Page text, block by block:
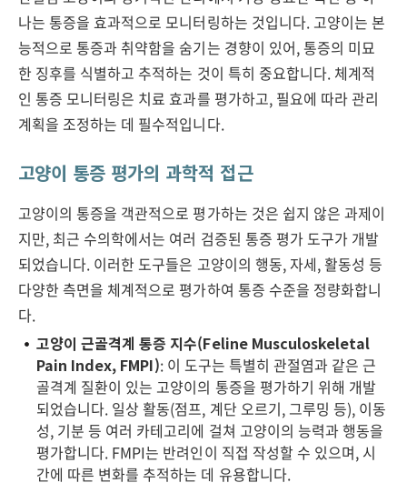
나는 통증을 효과적으로 모니터링하는 것입니다. 고양이는 본
능적으로 통증과 취약함을 숨기는 경향이 있어, 통증의 미묘
한 징후를 식별하고 추적하는 것이 특히 중요합니다. 체계적
인 통증 모니터링은 치료 효과를 평가하고, 필요에 따라 관리
계획을 조정하는 데 필수적입니다.
고양이 통증 평가의 과학적 접근
고양이의 통증을 객관적으로 평가하는 것은 쉽지 않은 과제이
지만, 최근 수의학에서는 여러 검증된 통증 평가 도구가 개발
되었습니다. 이러한 도구들은 고양이의 행동, 자세, 활동성 등
다양한 측면을 체계적으로 평가하여 통증 수준을 정량화합니
다.
고양이 근골격계 통증 지수(Feline Musculoskeletal
Pain Index, FMPI): 이 도구는 특별히 관절염과 같은 근
골격계 질환이 있는 고양이의 통증을 평가하기 위해 개발
되었습니다. 일상 활동(점프, 계단 오르기, 그루밍 등), 이동
성, 기분 등 여러 카테고리에 걸쳐 고양이의 능력과 행동을
평가합니다. FMPI는 반려인이 직접 작성할 수 있으며, 시
간에 따른 변화를 추적하는 데 유용합니다.